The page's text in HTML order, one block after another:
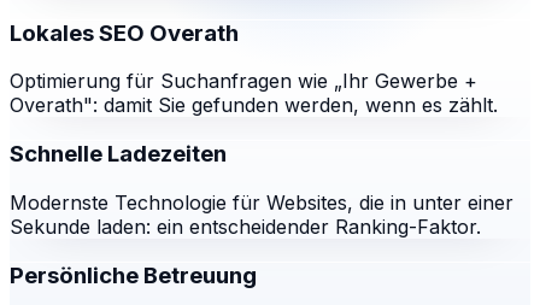
Lokales SEO Overath
Optimierung für Suchanfragen wie „Ihr Gewerbe +
Overath": damit Sie gefunden werden, wenn es zählt.
Schnelle Ladezeiten
Modernste Technologie für Websites, die in unter einer
Sekunde laden: ein entscheidender Ranking-Faktor.
Persönliche Betreuung